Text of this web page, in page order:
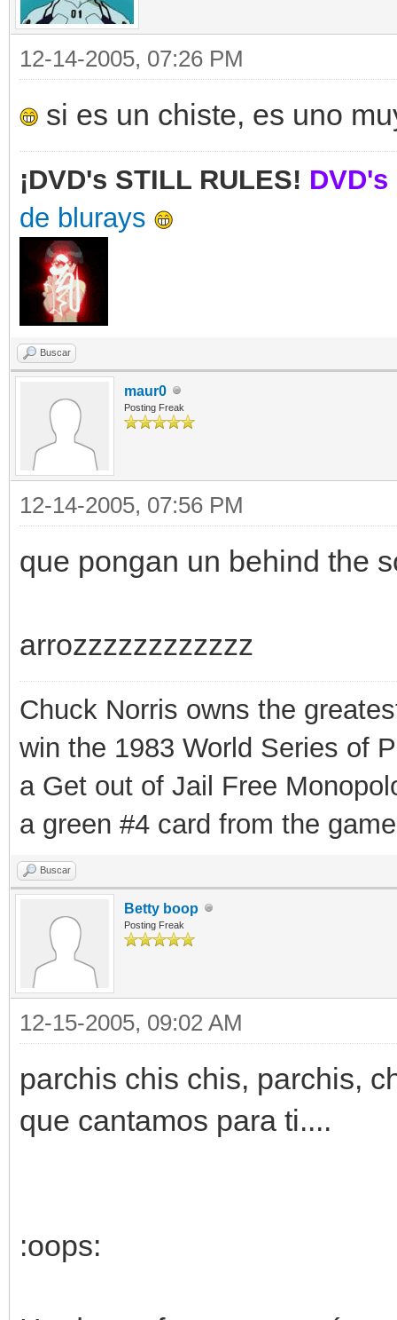
12-14-2005, 07:26 PM
si es un chiste, es uno
¡DVD's STILL RULES! DVD's
de blurays
Buscar
maur0
Posting Freak
12-14-2005, 07:56 PM
que pongan un behind the
arrozzzzzzzzzzzz
Chuck Norris owns the
win the 1983 World Series of
a Get out of Jail Free
a green #4 card from the
Buscar
Betty boop
Posting Freak
12-15-2005, 09:02 AM
parchis chis chis, parchis,
que cantamos para ti....
:oops: